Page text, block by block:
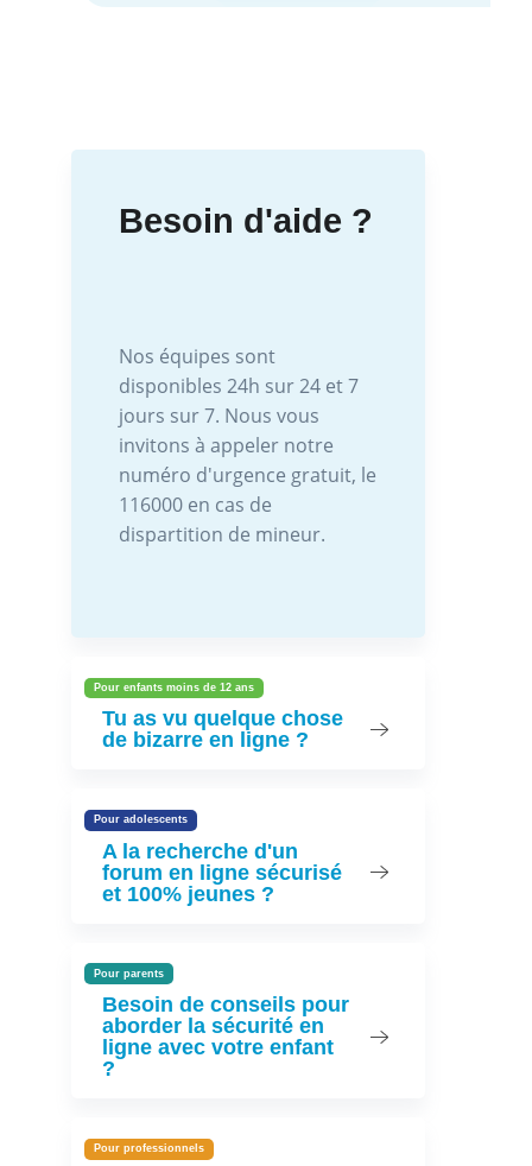
Besoin d'aide ?
Nos équipes sont
disponibles 24h sur 24 et 7
jours sur 7. Nous vous
invitons à appeler notre
numéro d'urgence gratuit, le
116000 en cas de
dispartition de mineur.
Pour enfants moins de 12 ans
Tu as vu quelque chose
de bizarre en ligne ?
Pour adolescents
A la recherche d'un
forum en ligne sécurisé
et 100% jeunes ?
Pour parents
Besoin de conseils pour
aborder la sécurité en
ligne avec votre enfant
?
Pour professionnels